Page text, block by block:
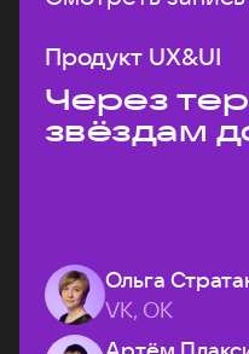
Продукт UX&UI
Через
звёздам
Ольга
VK, ОК